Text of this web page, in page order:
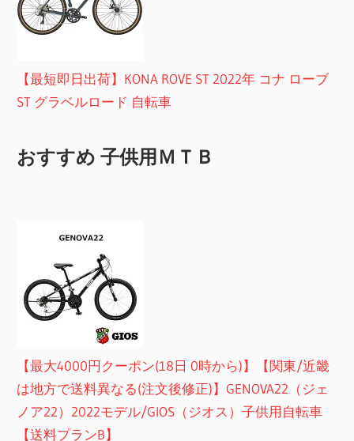
【最短即日出荷】KONA ROVE ST 2022年 コナ ローブ
ST グラベルロード 自転車
おすすめ 子供用ＭＴＢ
【最大4000円クーポン(18日 0時から)】【関東/近畿
は地方で送料異なる(注文後修正)】GENOVA22（ジェ
ノア22）2022モデル/GIOS（ジオス）子供用自転車
【送料プランB】